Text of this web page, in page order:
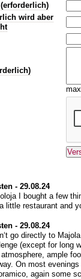
wird aber
- 29.08.24
I bought a few
little restaurant and
- 29.08.24
go directly to
(except for long
ample
On most
again some